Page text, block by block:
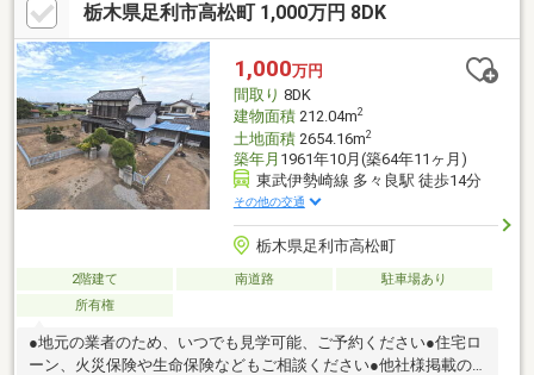
栃木県足利市高松町 1,000万円 8DK
1,000万円
間取り 8DK
建物面積212.04m2
土地面積2654.16m2
築年月 1961年10月(築64年11ヶ月)
東武伊勢崎線 多々良駅 徒歩14分
その他の交通
栃木県足利市高松町
2階建て 南道路
駐車場あり
所有権
●地元の業者のため、いつでも見学可能、ご予約ください●住宅ロ
ーン、火災保険や生命保険などもご相談ください●他社様掲載の